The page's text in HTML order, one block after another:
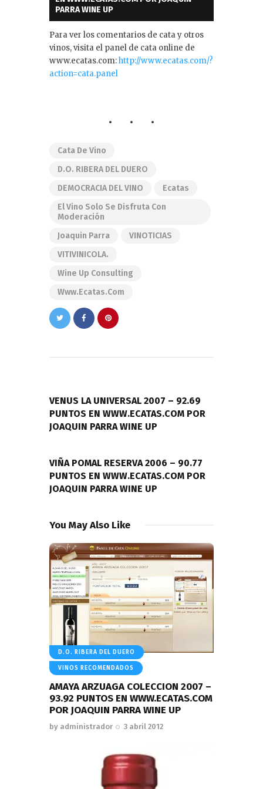
PARRA WINE UP
Para ver los comentarios de cata y otros
vinos, visita el panel de cata online de
www.ecatas.com:http://www.ecatas.com/?
action=cata.panel
Cata De Vino
D.O. RIBERA DEL DUERO
DEMOCRACIA DEL VINO
Ecatas
El Vino Solo Se Disfruta Con
Moderación
Joaquin Parra
VINOTICIAS
VITIVINICOLA.
Wine Up Consulting
Www.ecatas.com
entradas
VENUS LA UNIVERSAL 2007 – 92.69
PUNTOS EN WWW.ECATAS.COM POR
JOAQUIN PARRA WINE UP
VIÑA POMAL RESERVA 2006 – 90.77
PUNTOS EN WWW.ECATAS.COM POR
JOAQUIN PARRA WINE UP
You May Also Like
D.O. RIBERA DEL DUERO
VINOS RECOMENDADOS
AMAYA ARZUAGA COLECCION 2007 –
93.92 PUNTOS EN WWW.ECATAS.COM
POR JOAQUIN PARRA WINE UP
by administrador 3 abril 2012